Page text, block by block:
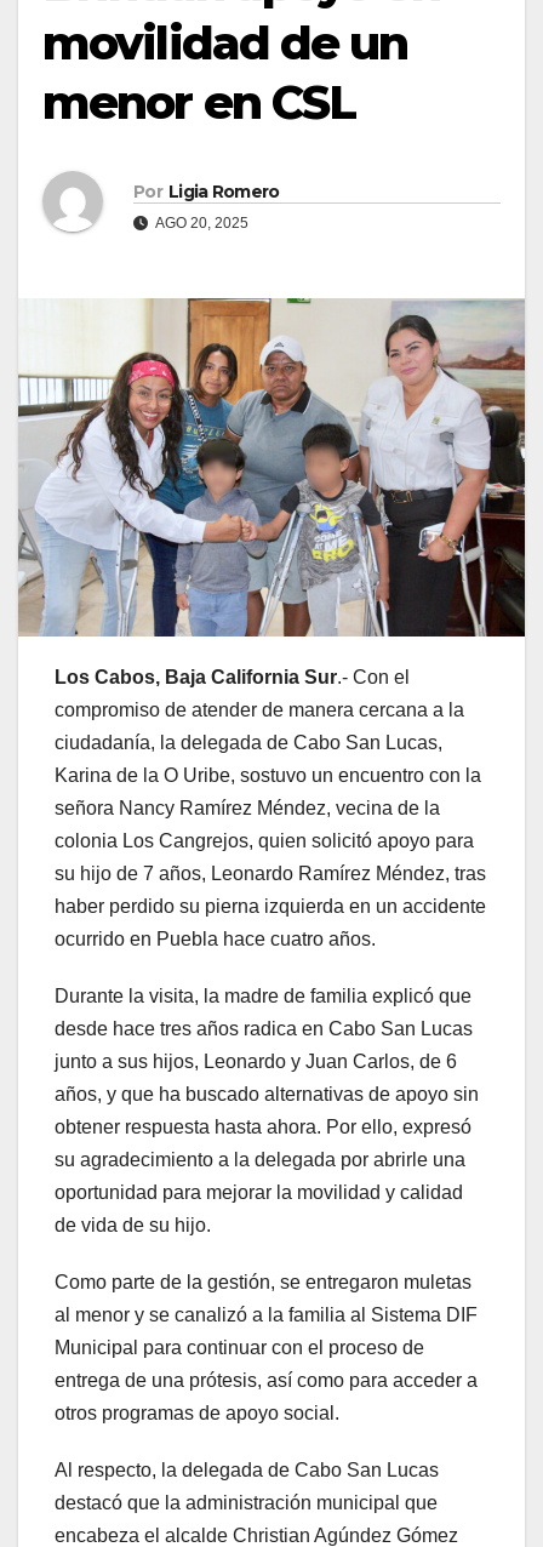
movilidad de un
menor en CSL
Por Ligia Romero
AGO 20, 2025
Los Cabos, Baja California Sur.- Con el
compromiso de atender de manera cercana a la
ciudadanía, la delegada de Cabo San Lucas,
Karina de la O Uribe, sostuvo un encuentro con la
señora Nancy Ramírez Méndez, vecina de la
colonia Los Cangrejos, quien solicitó apoyo para
su hijo de 7 años, Leonardo Ramírez Méndez, tras
haber perdido su pierna izquierda en un accidente
ocurrido en Puebla hace cuatro años.
Durante la visita, la madre de familia explicó que
desde hace tres años radica en Cabo San Lucas
junto a sus hijos, Leonardo y Juan Carlos, de 6
años, y que ha buscado alternativas de apoyo sin
obtener respuesta hasta ahora. Por ello, expresó
su agradecimiento a la delegada por abrirle una
oportunidad para mejorar la movilidad y calidad
de vida de su hijo.
Como parte de la gestión, se entregaron muletas
al menor y se canalizó a la familia al Sistema DIF
Municipal para continuar con el proceso de
entrega de una prótesis, así como para acceder a
otros programas de apoyo social.
Al respecto, la delegada de Cabo San Lucas
destacó que la administración municipal que
encabeza el alcalde Christian Agúndez Gómez